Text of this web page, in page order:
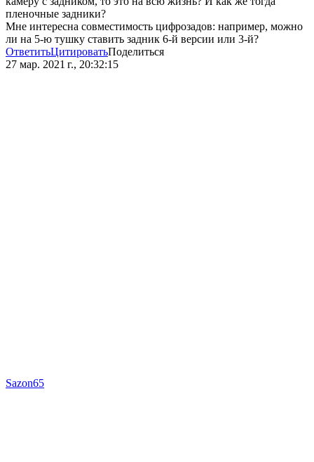
пленочные задники?
Мне интересна совместимость цифрозадов: например, можно
ли на 5-ю тушку ставить задник 6-й версии или 3-й?
ОтветитьЦитироватьПоделиться
27 мар. 2021 г., 20:32:15
Sazon65